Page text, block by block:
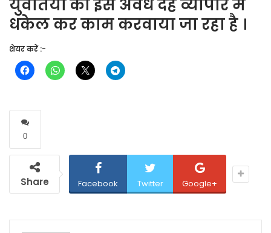
युवतियों को इस अवैध देह व्यापार में
धकेल कर काम करवाया जा रहा है ।
शेयर करें :-
0
Share Facebook Twitter Google+